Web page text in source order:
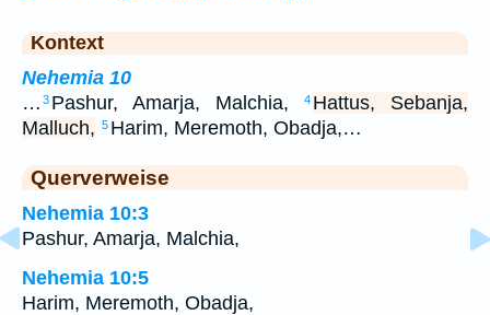
Kontext
Nehemia 10
… 3 Pashur, Amarja, Malchia, 4 Hattus, Sebanja,
Malluch, 5 Harim, Meremoth, Obadja,…
Querverweise
Nehemia 10:3
Pashur, Amarja, Malchia,
Nehemia 10:5
Harim, Meremoth, Obadja,